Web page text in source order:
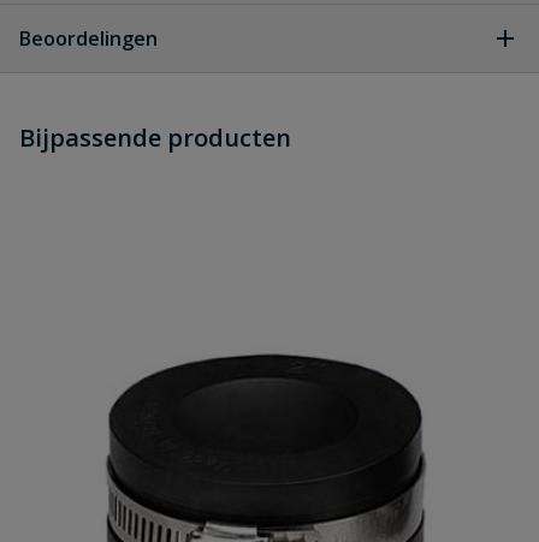
dit product?
Beoordelingen
Schrijf zelf een beoordeling
Samenvatting
Bijpassende producten